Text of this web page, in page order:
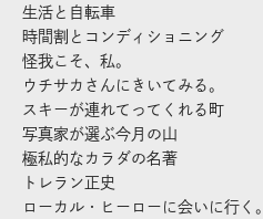
生活と自転車
時間割とコンディショニング
怪我こそ、私。
ウチサカさんにきいてみる。
スキーが連れてってくれる町
写真家が選ぶ今月の山
極私的なカラダの名著
トレラン正史
ローカル・ヒーローに会いに行く。